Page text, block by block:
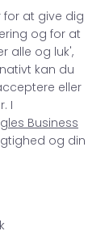
for at give dig
og for at
alle og luk',
kan du
eller
I
Business
og din